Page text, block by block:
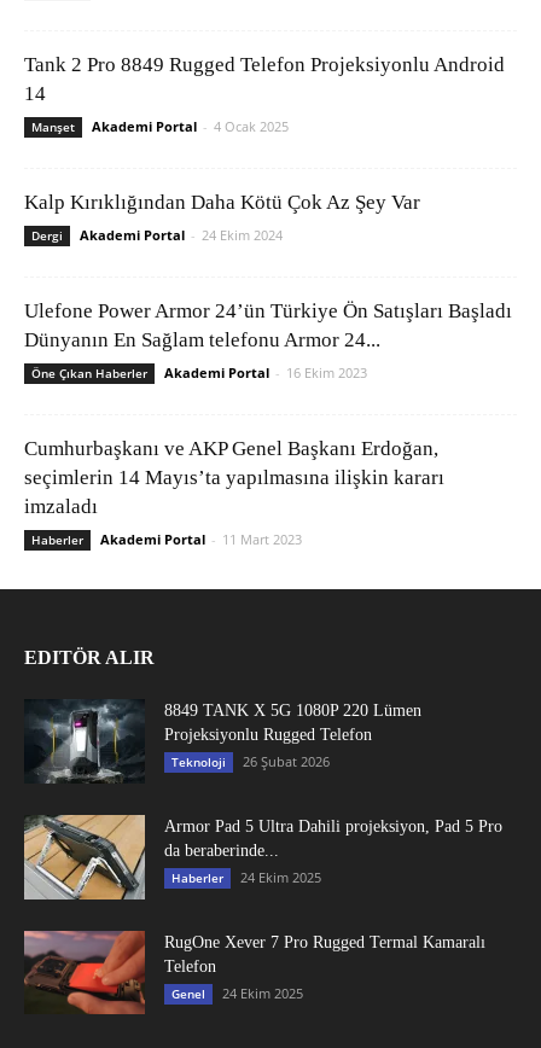
Tank 2 Pro 8849 Rugged Telefon Projeksiyonlu Android
14
Manşet Akademi Portal - 4 Ocak 2025
Kalp Kırıklığından Daha Kötü Çok Az Şey Var
Dergi Akademi Portal - 24 Ekim 2024
Ulefone Power Armor 24’ün Türkiye Ön Satışları Başladı
Dünyanın En Sağlam telefonu Armor 24...
Öne Çıkan Haberler Akademi Portal - 16 Ekim 2023
Cumhurbaşkanı ve AKP Genel Başkanı Erdoğan,
seçimlerin 14 Mayıs’ta yapılmasına ilişkin kararı
imzaladı
Haberler Akademi Portal - 11 Mart 2023
EDITÖR ALIR
8849 TANK X 5G 1080P 220 Lümen
Projeksiyonlu Rugged Telefon
Teknoloji 26 Şubat 2026
Armor Pad 5 Ultra Dahili projeksiyon, Pad 5 Pro
da beraberinde...
Haberler 24 Ekim 2025
RugOne Xever 7 Pro Rugged Termal Kamaralı
Telefon
Genel 24 Ekim 2025